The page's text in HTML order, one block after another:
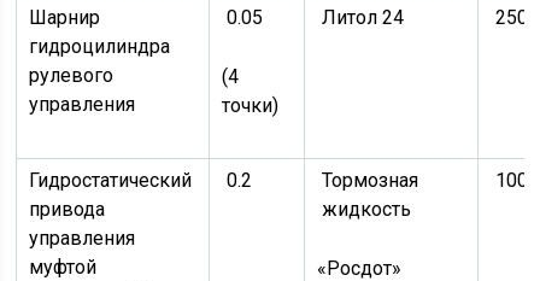
Шарнир
гидроцилиндра
рулевого
управления
0.05
(4
точки)
Литол 24 250
Гидростатический
привода
управления
муфтой
0.2
Тормозная
жидкость
«Росдот»
1000